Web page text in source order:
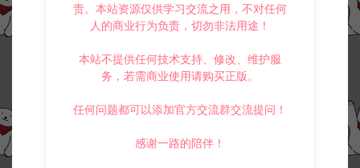
如果本站有侵犯、不妥之处的资源，请在网站右边客服联系我们。
将会第一时间解决！
业用途，请大家不要用于商用！
侵权联系邮箱：32838727@qq.com
最新整理Linux手工服务端+Win一键服务端+解压即玩+简易安卓客户端+详
https://www.lyzwlkj.vip/57572/syzy/xyxh5/
责。本站资源仅供学习交流之用，不对任何
人的商业行为负责，切勿非法用途！
本站不提供任何技术支持、修改、维护服
务，若需商业使用请购买正版。
任何问题都可以添加官方交流群交流提问！
感谢一路的陪伴！